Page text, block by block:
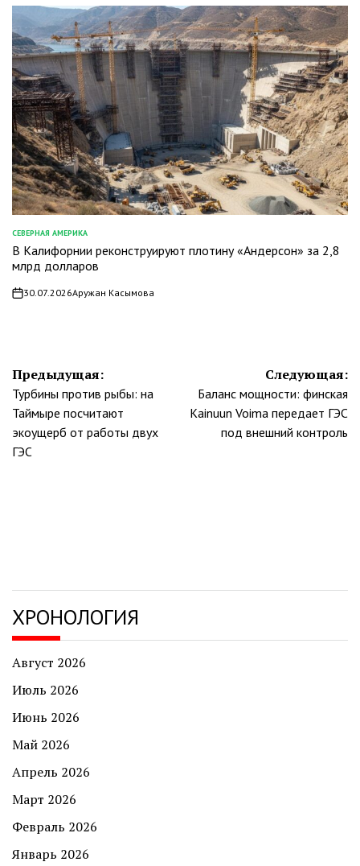
ОПУБЛИКОВАНО
В
СЕВЕРНАЯ АМЕРИКА
В Калифорнии реконструируют плотину «Андерсон» за 2,8
млрд долларов
on30.07.2026Аружан Касымова
Навигация
по
записям
Предыдущая:
Турбины против рыбы: на
Таймыре посчитают
экоущерб от работы двух
ГЭС
Следующая:
Баланс мощности: финская
Kainuun Voima передает ГЭС
под внешний контроль
ХРОНОЛОГИЯ
Август 2026
Июль 2026
Июнь 2026
Май 2026
Апрель 2026
Март 2026
Февраль 2026
Январь 2026